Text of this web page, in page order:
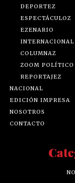
DEPORTEZ
ESPECTÁCULOZ
EZENARIO
INTERNACIONAL
COLUMNAZ
ZOOM POLÍTICO
REPORTAJEZ
NACIONAL
EDICIÓN IMPRESA
NOSOTROS
CONTACTO